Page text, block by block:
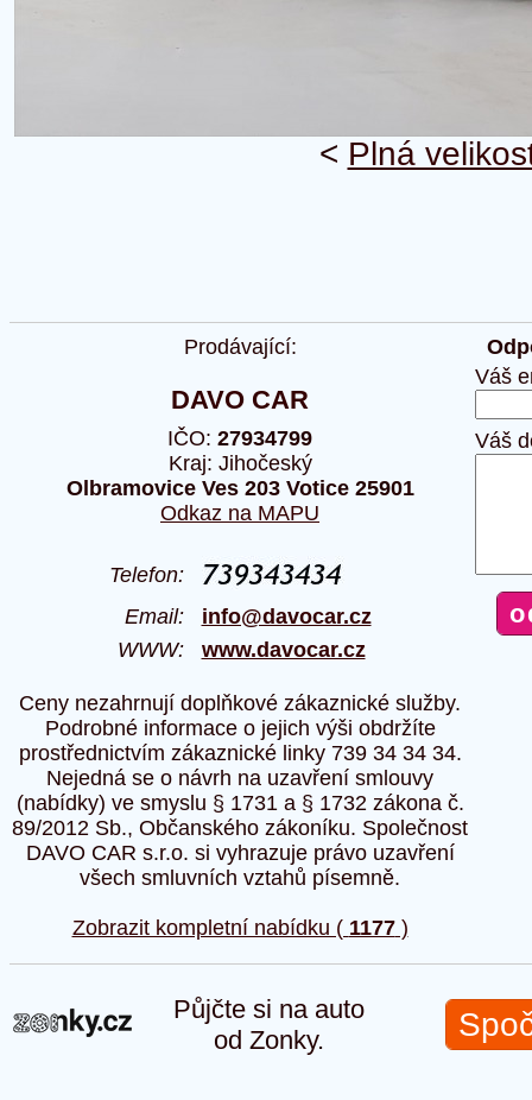
< Plná
Prodávající:
DAVO CAR
IČO: 27934799
Kraj: Jihočeský
Olbramovice Ves 203 Votice 25901
Odkaz na MAPU
Telefon:
Email: info@davocar.cz
WWW: www.davocar.cz
Ceny nezahrnují doplňkové zákaznické služby.
Podrobné informace o jejich výši obdržíte
prostřednictvím zákaznické linky 739 34 34 34.
Nejedná se o návrh na uzavření smlouvy
(nabídky) ve smyslu § 1731 a § 1732 zákona č.
89/2012 Sb., Občanského zákoníku. Společnost
DAVO CAR s.r.o. si vyhrazuje právo uzavření
všech smluvních vztahů písemně.
Zobrazit kompletní nabídku ( 1177)
Váš
Váš
Půjčte si na auto
od Zonky.